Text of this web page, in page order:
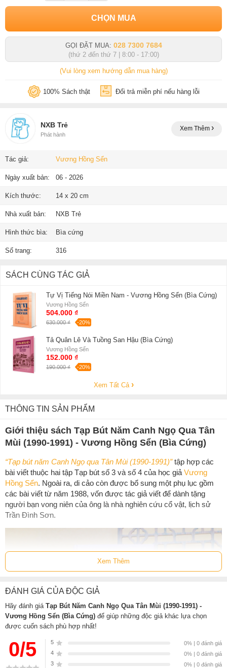
CHỌN MUA
GỌI ĐẶT MUA: 028 7300 7684
(thứ 2 đến thứ 7 | 8:00 - 17:00)
(Vui lòng xem hướng dẫn mua hàng)
100% Sách thật Đổi trả miễn phí nếu hàng lỗi
NXB Trẻ
Phát hành
Xem Thêm
Tác giả: Vương Hồng Sển
Ngày xuất bản: 06 - 2026
Kích thước: 14 x 20 cm
Nhà xuất bản: NXB Trẻ
Hình thức bìa: Bìa cứng
Số trang: 316
SÁCH CÙNG TÁC GIẢ
Tự Vị Tiếng Nói Miền Nam - Vương Hồng Sển (Bìa Cứng)
Vương Hồng Sển
504.000 ₫
630.000 ₫ -20%
Tả Quân Lê Và Tuồng San Hậu (Bìa Cứng)
Vương Hồng Sển
152.000 ₫
190.000 ₫ -20%
Xem Tất Cả
THÔNG TIN SẢN PHẨM
Giới thiệu sách Tạp Bút Năm Canh Ngọ Qua Tân
Mùi (1990-1991) - Vương Hồng Sển (Bìa Cứng)
“Tạp bút năm Canh Ngọ qua Tân Mùi (1990-1991)”tập hợp các
bài viết thuộc hai tập Tạp bút số 3 và số 4 của học giả Vương
Hồng Sển. Ngoài ra, di cảo còn được bổ sung một phụ lục gồm
các bài viết từ năm 1988, vốn được tác giả viết để dành tặng
người bạn vong niên của ông là nhà nghiên cứu cổ vật, lịch sử
Trần Đình Sơn.
Xem Thêm
ĐÁNH GIÁ CỦA ĐỘC GIẢ
Hãy đánh giá Tạp Bút Năm Canh Ngọ Qua Tân Mùi (1990-1991) -
Vương Hồng Sển (Bìa Cứng) để giúp những độc giả khác lựa chọn
được cuốn sách phù hợp nhất!
0/5 5
0% | 0 đánh giá
4
0% | 0 đánh giá
3
0% | 0 đánh giá